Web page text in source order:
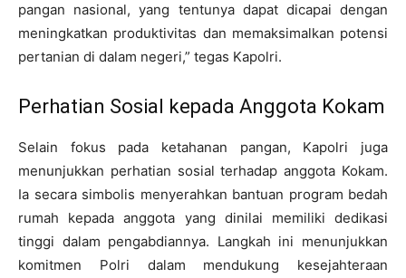
pangan nasional, yang tentunya dapat dicapai dengan
meningkatkan produktivitas dan memaksimalkan potensi
pertanian di dalam negeri,” tegas Kapolri.
Perhatian Sosial kepada Anggota Kokam
Selain fokus pada ketahanan pangan, Kapolri juga
menunjukkan perhatian sosial terhadap anggota Kokam.
Ia secara simbolis menyerahkan bantuan program bedah
rumah kepada anggota yang dinilai memiliki dedikasi
tinggi dalam pengabdiannya. Langkah ini menunjukkan
komitmen Polri dalam mendukung kesejahteraan